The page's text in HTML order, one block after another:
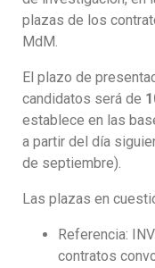
plazas de los
MdM.
El plazo de
candidatos será de
establece en las
a partir del día
de septiembre).
Las plazas en
Referencia:
contratos